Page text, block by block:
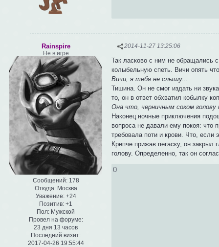
2014-11-27 13:25:06
Rainspire
Не в игре
Сообщений:178
Откуда:Москва
Уважение: +24
Позитив: +1
Пол: Мужской
Провел на форуме:
23 дня 13 часов
Последний визит:
2017-04-26 19:55:44
Так ласково с ним не обращались
колыбельную спеть. Вичи опять
Вичи, я тебя не слышу...
Тишина. Он не смог издать ни
то, он в ответ обхватил кобылку
Она что, черничным соком
Наконец ночные приключения
вопроса не давали ему покоя: что
требовала поти и крови. Что, если
Крепче прижав пегаску, он
голову. Определенно, так он
0